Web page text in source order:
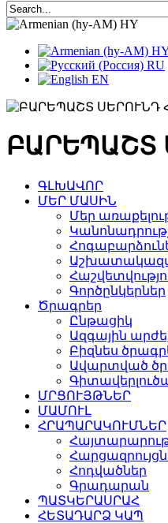
HY
RU
EN
ԲԱՐԵՊԱՇՏ
ԳԼԽԱՎՈՐ
ՄԵՐ ՄԱՍԻՆ
Մեր
Գործընկերներ
Ծրագրեր
Ընթացիկ
Ազգային
Բիզնես
Ավարտված
ՄՐՑՈՒՅԹՆԵՐ
ՄԱՄՈՒԼ
ՀՐԱՊԱՐԱԿՈՒՄՆԵՐ
Հոդվածներ
Գրադարան
ՊԱՏԿԵՐԱՍՐԱՀ
ՀԵՏԱԴԱՐՁ ԿԱՊ